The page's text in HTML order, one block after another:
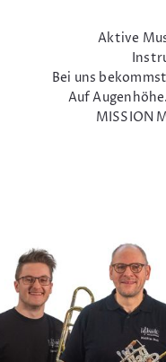
Aktive
Bei uns
Auf
MISSION